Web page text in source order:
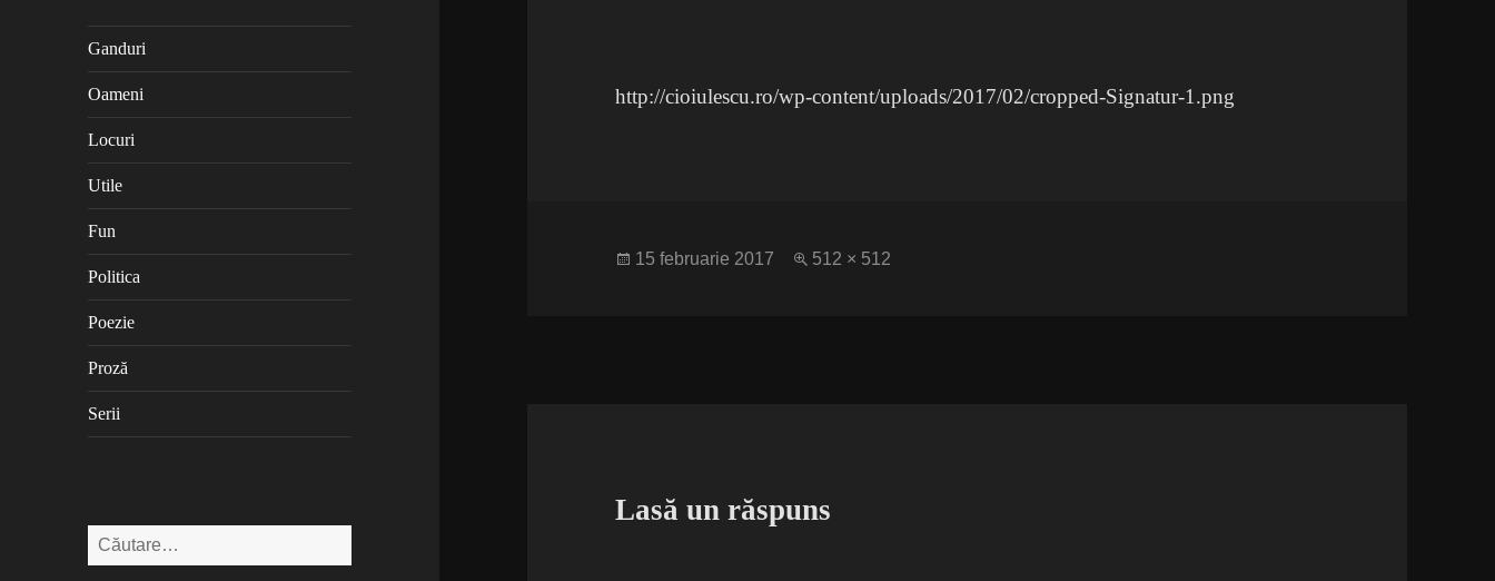
Ganduri
Oameni
Locuri
Utile
Fun
Politica
Poezie
Proză
Serii
Caută
după:
http://cioiulescu.ro/wp-content/uploads/2017/02/cropped-Signatur-1.png
Publicat
15 februarie 2017
Dimensiune
512 × 512
Lasă un răspuns